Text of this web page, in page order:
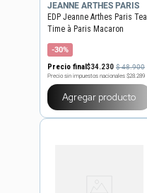
JEANNE ARTHES PARIS
EDP Jeanne Arthes Paris Tea
Time à Paris Macaron
Amande x 100 ml
-30%
Precio final$34.230 $48.900
Precio sin impuestos nacionales $28.289
Agregar producto